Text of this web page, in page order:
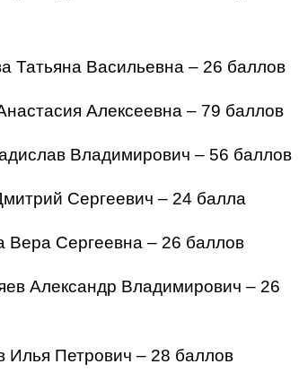
Татьяна Васильевна – 26 баллов
Алексеевна – 79 баллов
Владимирович – 56 баллов
Сергеевич – 24 балла
Вера Сергеевна – 26 баллов
Александр Владимирович – 26
Илья Петрович – 28 баллов